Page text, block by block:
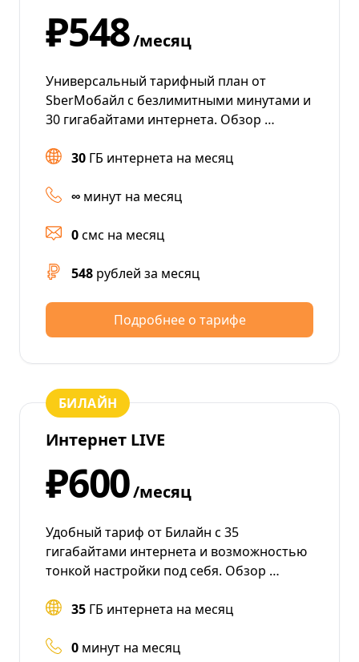
₽548/месяц
Универсальный тарифный план от
SberМобайл с безлимитными минутами и
30 гигабайтами интернета. Обзор …
30 ГБ интернета на месяц
∞ минут на месяц
0смс на месяц
548 рублей за месяц
Подробнее о тарифе
БИЛАЙН
Интернет LIVE
₽600/месяц
Удобный тариф от Билайн с 35
гигабайтами интернета и возможностью
тонкой настройки под себя. Обзор …
35 ГБ интернета на месяц
0 минут на месяц